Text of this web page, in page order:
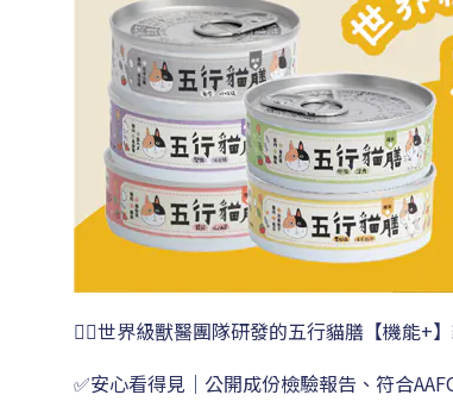
👨‍⚕️世界級獸醫團隊研發的五行貓膳【機能+
✅安心看得見｜公開成份檢驗報告、符合